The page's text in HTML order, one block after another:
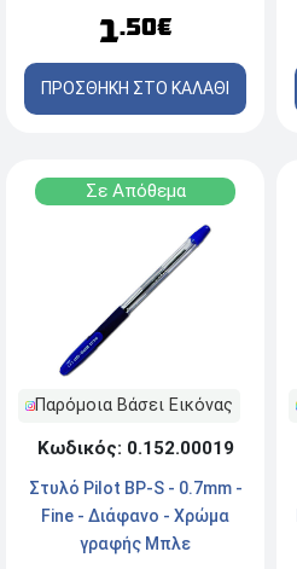
1.50€
ΠΡΟΣΘΗΚΗ ΣΤΟ ΚΑΛΑΘΙ
Σε Απόθεμα
Παρόμοια Βάσει Εικόνας
Κωδικός: 0.152.00019
Στυλό Pilot BP-S - 0.7mm -
Fine - Διάφανο - Χρώμα
γραφής Μπλε